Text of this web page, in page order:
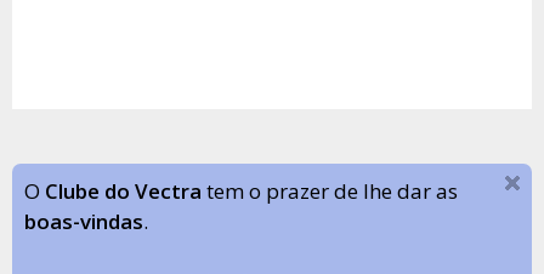
O Clube do Vectra tem o prazer de lhe dar as
boas-vindas.